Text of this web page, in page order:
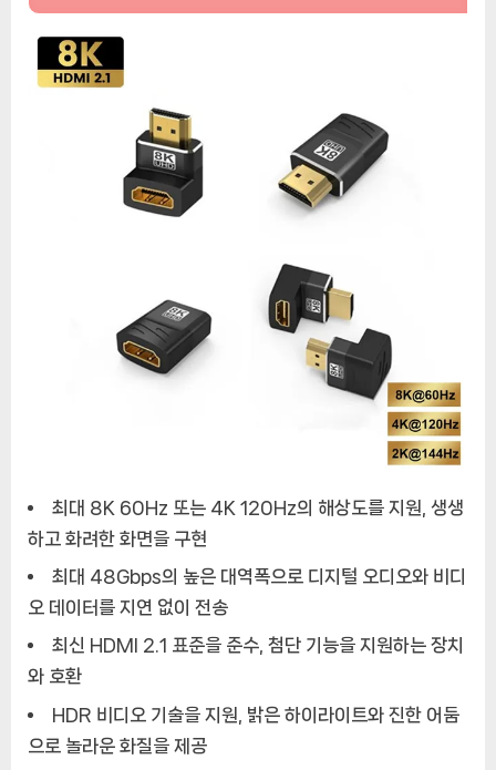
을
최대 8K 60Hz 또는 4K 120Hz의 해상도를 지원, 생생
하고 화려한 화면을 구현
최대 48Gbps의 높은 대역폭으로 디지털 오디오와 비디
오 데이터를 지연 없이 전송
최신 HDMI 2.1 표준을 준수, 첨단 기능을 지원하는 장치
와 호환
HDR 비디오 기술을 지원, 밝은 하이라이트와 진한 어둠
으로 놀라운 화질을 제공